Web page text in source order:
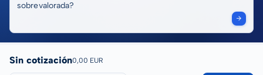
sobrevalorada?
Sin cotización0,00 EUR